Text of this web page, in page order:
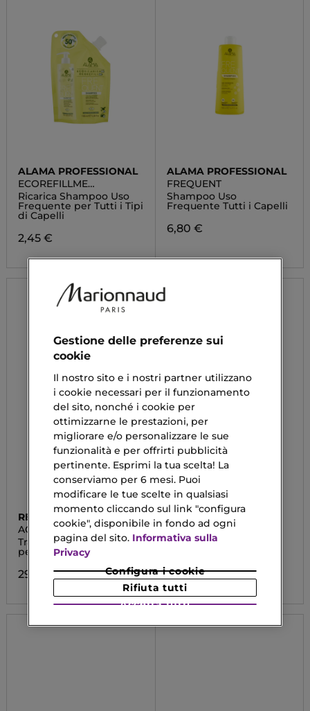
ALAMA PROFESSIONAL
ECOREFILLME
FREQUENT
Ricarica Shampoo Uso
Frequente per Tutti i Tipi
di Capelli
2,45 €
ALAMA PROFESSIONAL
FREQUENT
Shampoo Uso
Frequente Tutti i Capelli
6,80 €
REDKEN
ACID COLOR GLOSS
Trattamento Leave-In
per Capelli Colorati
29,60 €
PHYTORELAX
KERATIN NO-YELLOW
Maschera Antigiallo
9,90 €
Gestione delle preferenze sui
cookie
Il nostro sito e i nostri partner utilizzano
i cookie necessari per il funzionamento
del sito, nonché i cookie per
ottimizzarne le prestazioni, per
migliorare e/o personalizzare le sue
funzionalità e per offrirti pubblicità
pertinente. Esprimi la tua scelta! La
conserviamo per 6 mesi. Puoi
modificare le tue scelte in qualsiasi
momento cliccando sul link "configura
cookie", disponibile in fondo ad ogni
pagina del sito. Informativa sulla
Privacy
Configura i cookie
Rifiuta tutti
Accetta tutti